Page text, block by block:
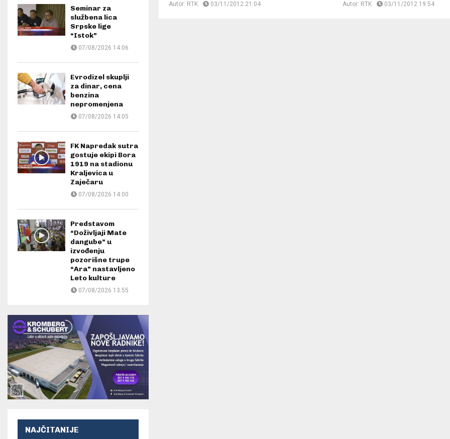
Autor: RTK 03/11/2012 21:04 Autor: RTK 03/11/2012 19:54
Seminar za
službena lica
Srpske lige
“Istok”
07/08/2026 14:06
Evrodizel skuplji
za dinar, cena
benzina
nepromenjena
07/08/2026 14:05
FK Napredak sutra
gostuje ekipi Bora
1919 na stadionu
Kraljevica u
Zaječaru
07/08/2026 14:00
Predstavom
“Doživljaji Mate
dangube” u
izvođenju
pozorišne trupe
“Ara” nastavljeno
Leto kulture
07/08/2026 13:55
NAJČITANIJE